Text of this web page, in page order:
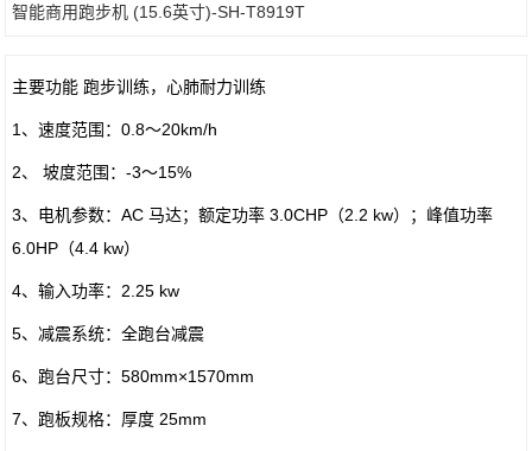
智能商用跑步机 (15.6英寸)-SH-T8919T
主要功能 跑步训练，心肺耐力训练
1、速度范围：0.8～20km/h
2、 坡度范围：-3～15%
3、电机参数：AC 马达；额定功率 3.0CHP（2.2 kw）；峰值功率
6.0HP（4.4 kw）
4、输入功率：2.25 kw
5、减震系统：全跑台减震
6、跑台尺寸：580mm×1570mm
7、跑板规格：厚度 25mm